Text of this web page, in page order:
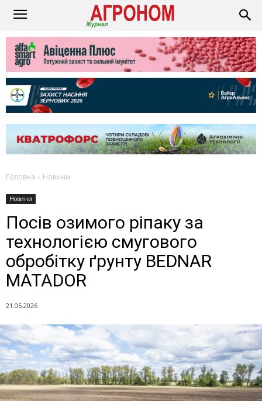
Головна Новини
Новини
Посів озимого ріпаку за
технологією смугового
обробітку ґрунту BEDNAR
MATADOR
21.05.2026